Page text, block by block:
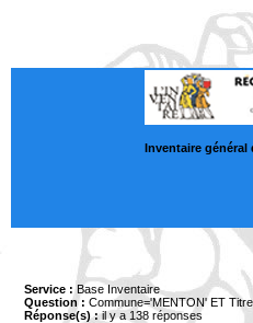
Inventaire général
Service : Base Inventaire
Question : Commune='MENTON' ET
Réponse(s) :il y a 138 réponses